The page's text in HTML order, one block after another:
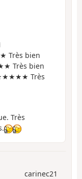
Très bien
Très bien
Très
Très
carinec21